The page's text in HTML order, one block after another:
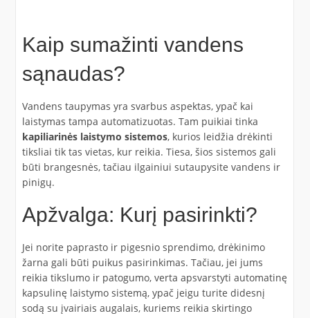
Kaip sumažinti vandens
sąnaudas?
Vandens taupymas yra svarbus aspektas, ypač kai
laistymas tampa automatizuotas. Tam puikiai tinka
kapiliarinės laistymo sistemos, kurios leidžia drėkinti
tiksliai tik tas vietas, kur reikia. Tiesa, šios sistemos gali
būti brangesnės, tačiau ilgainiui sutaupysite vandens ir
pinigų.
Apžvalga: Kurį pasirinkti?
Jei norite paprasto ir pigesnio sprendimo, drėkinimo
žarna gali būti puikus pasirinkimas. Tačiau, jei jums
reikia tikslumo ir patogumo, verta apsvarstyti automatinę
kapsulinę laistymo sistemą, ypač jeigu turite didesnį
sodą su įvairiais augalais, kuriems reikia skirtingo